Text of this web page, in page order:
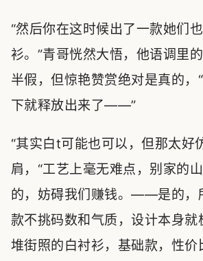
“然后你在这时候出了一款她们
衫。”青哥恍然大悟，他语调里
半假，但惊艳赞赏绝对是真的，
下就释放出来了——”
“其实白t可能也可以，但那太好
肩，“工艺上毫无难点，别家的
的，妨碍我们赚钱。——是的，
款不挑码数和气质，设计本身就
堆街照的白衬衫，基础款，性价